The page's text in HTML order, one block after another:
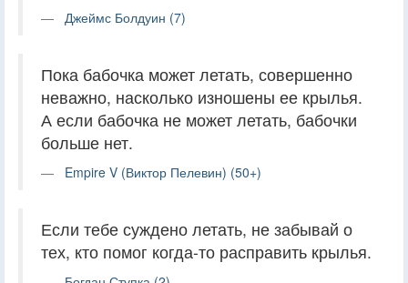
Джеймс Болдуин (7)
Пока бабочка может летать, совершенно
неважно, насколько изношены ее крылья.
А если бабочка не может летать, бабочки
больше нет.
Empire V (Виктор Пелевин) (50+)
Если тебе суждено летать, не забывай о
тех, кто помог когда-то расправить крылья.